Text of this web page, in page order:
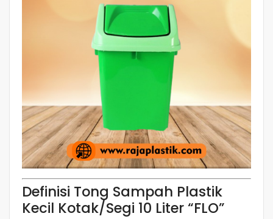
Definisi Tong Sampah Plastik
Kecil Kotak/Segi 10 Liter “FLO”